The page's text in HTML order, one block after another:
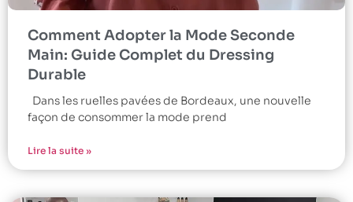
Comment Adopter la Mode Seconde
Main: Guide Complet du Dressing
Durable
Dans les ruelles pavées de Bordeaux, une nouvelle
façon de consommer la mode prend
Lire la suite »